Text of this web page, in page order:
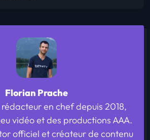
Florian Prache
en chef depuis 2018,
vidéo et des productions AAA.
officiel et créateur de contenu